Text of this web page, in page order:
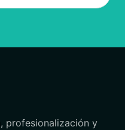
profesionalización y